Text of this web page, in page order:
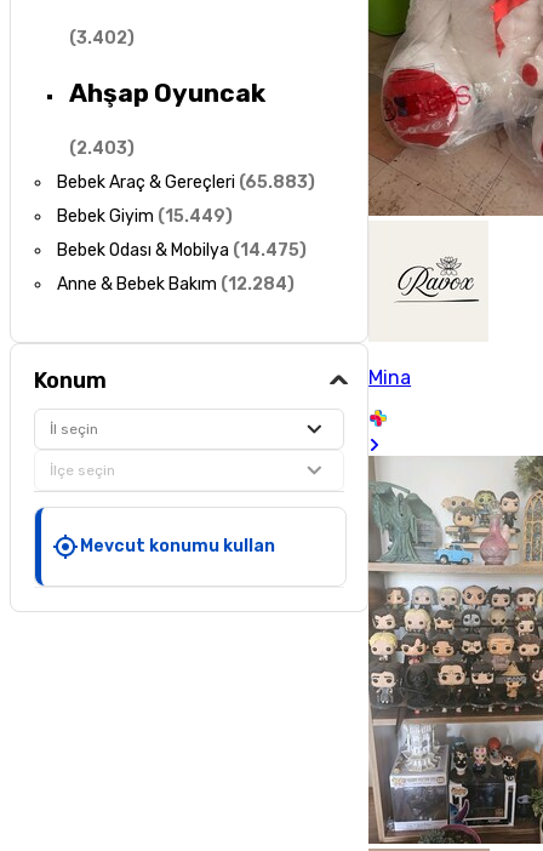
(3.402)
Ahşap Oyuncak
(2.403)
Bebek Araç & Gereçleri (65.883)
Bebek Giyim (15.449)
Bebek Odası & Mobilya (14.475)
Anne & Bebek Bakım (12.284)
Konum
İl seçin
İlçe seçin
Mevcut konumu kullan
Mina